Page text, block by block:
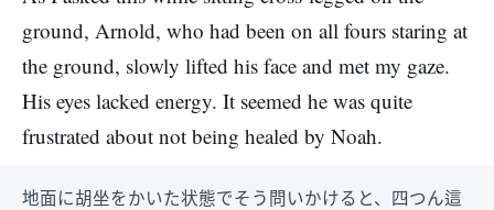
ground, Arnold, who had been on all fours staring at
the ground, slowly lifted his face and met my gaze.
His eyes lacked energy. It seemed he was quite
frustrated about not being healed by Noah.
地面に胡坐をかいた状態でそう問いかけると、四つん這